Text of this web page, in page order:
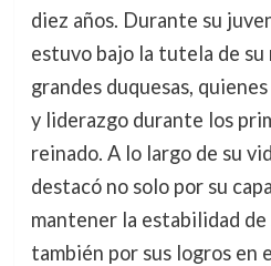
diez años. Durante su
estuvo bajo la tutela de su
grandes duquesas,
y liderazgo durante los
reinado. A lo largo de su
destacó no solo por su
mantener la estabilidad de
también por sus logros en